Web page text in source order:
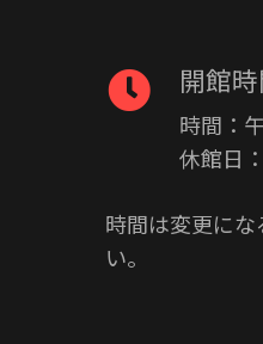
開館
時間：
休館日
時間は変更に
い。